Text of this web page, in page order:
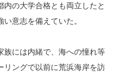
の大学合格とも両立したと
意志を備えていた。
族には内緒で、海への憧れ等
リングで以前に荒浜海岸を訪